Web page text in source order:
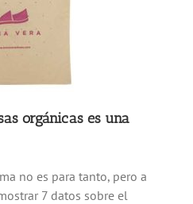
orgánicas es una
no es para tanto, pero a
7 datos sobre el